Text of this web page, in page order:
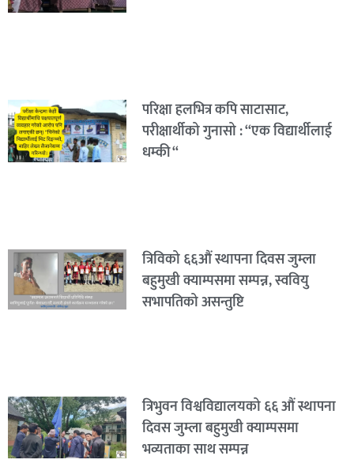
परिक्षा हलभित्र कपि साटासाट,
परीक्षार्थीको गुनासो : “एक विद्यार्थीलाई
धम्की “
त्रिविको ६६औं स्थापना दिवस जुम्ला
बहुमुखी क्याम्पसमा सम्पन्न, स्ववियु
सभापतिको असन्तुष्टि
त्रिभुवन विश्वविद्यालयको ६६ औं स्थापना
दिवस जुम्ला बहुमुखी क्याम्पसमा
भव्यताका साथ सम्पन्न